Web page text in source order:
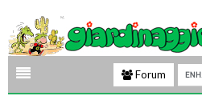
Forum